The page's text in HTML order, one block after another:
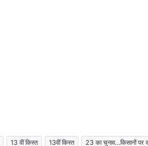
13 वीं किस्त 13वीं किस्त 23 का चुनाव...किसानों पर